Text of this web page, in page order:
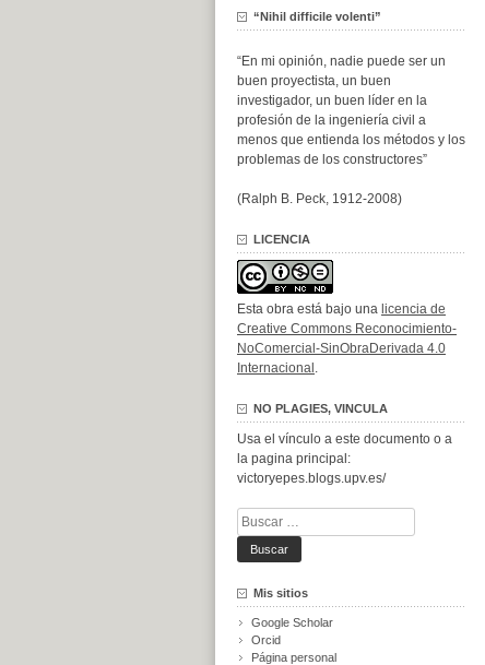
“Nihil difficile volenti”
“En mi opinión, nadie puede ser un
buen proyectista, un buen
investigador, un buen líder en la
profesión de la ingeniería civil a
menos que entienda los métodos y los
problemas de los constructores”
(Ralph B. Peck, 1912-2008)
LICENCIA
Esta obra está bajo una licencia de
Creative Commons Reconocimiento-
NoComercial-SinObraDerivada 4.0
Internacional .
NO PLAGIES, VINCULA
Usa el vínculo a este documento o a
la pagina principal:
victoryepes.blogs.upv.es/
Buscar:
Mis sitios
Google Scholar
Orcid
Página personal